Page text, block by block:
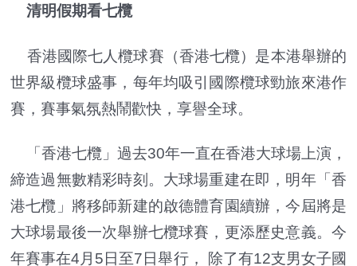
清明假期看七欖
香港國際七人欖球賽（香港七欖）是本港舉辦的
世界級欖球盛事，每年均吸引國際欖球勁旅來港作
賽，賽事氣氛熱鬧歡快，享譽全球。
「香港七欖」過去30年一直在香港大球場上演，
締造過無數精彩時刻。大球場重建在即，明年「香
港七欖」將移師新建的啟德體育園續辦，今屆將是
大球場最後一次舉辦七欖球賽，更添歷史意義。今
年賽事在4月5日至7日舉行， 除了有12支男女子國